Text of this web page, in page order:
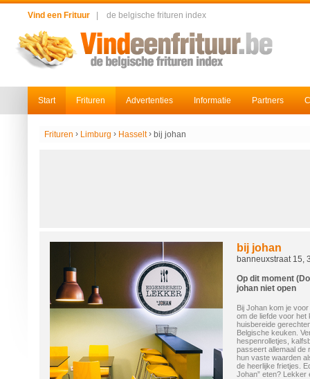
Vind een Frituur de belgische frituren index
Start Frituren Advertenties Informatie Partners
Frituren › Limburg › Hasselt › bij johan
bij johan
banneuxstraat 15,
Op dit moment
johan niet open
Bij Johan kom je
om de liefde voor het
huisbereide
Belgische keuken.
hespenrolletjes,
passeert allemaal de
hun vaste waarden
de heerlijke frietjes.
Johan” eten? Lekker